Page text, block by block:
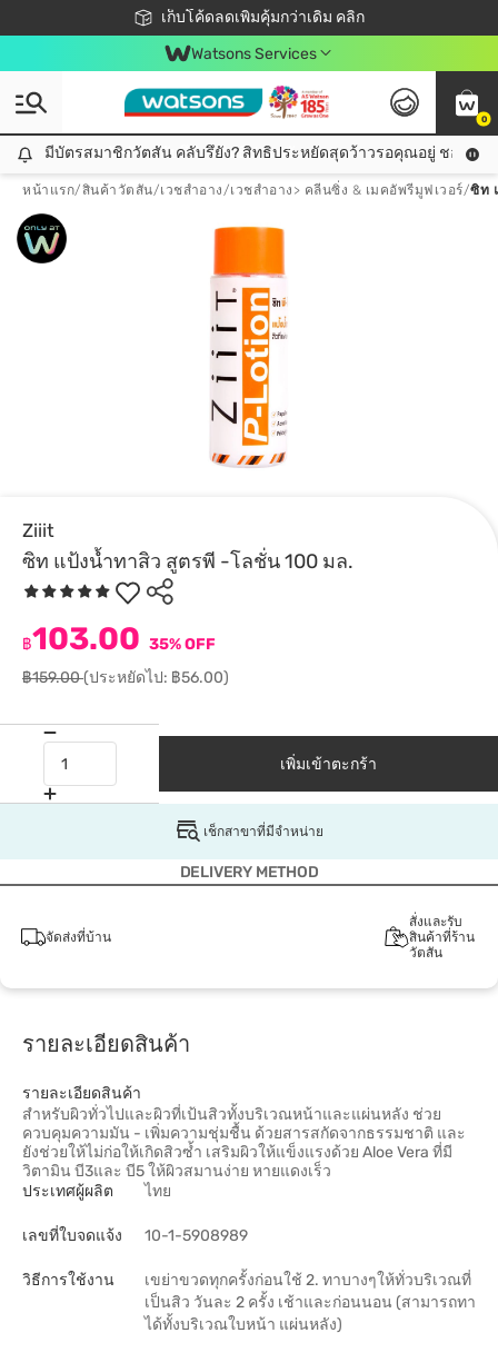
เก็บโค้ดลดเพิ่มคุ้มกว่าเดิม คลิก
ชอปออนไลน์ครั้งแรก ลดเพิ่มจุก ๆ 10%! 🎉
📦ส่งฟรี! เมื่อชอป 499฿
สมาชิกวัตสัน คลับดียังไง?
Watsons Services
0
มีบัตรสมาชิกวัตสัน คลับรึยัง? สิทธิประหยัดสุดว้าวรอคุณอยู่ ชอปคุ้มกว่าเดิม คลิก!
มีบัตรสมาชิกวัตสัน คลับรึยัง? สิทธิประหยัดสุดว้าวรอคุณอยู่ ชอปคุ้มก
หน้าแรก/สินค้าวัตสัน/เวชสำอาง/เวชสำอาง> คลีนซิ่ง & เมคอัพรีมูฟเวอร์/ซิท
Ziiit
ซิท แป้งน้ำทาสิว สูตรพี -โลชั่น 100 มล.
฿103.00 35% OFF
฿159.00(ประหยัดไป: ฿56.00)
เพิ่มเข้าตะกร้า
เช็กสาขาที่มีจำหน่าย
DELIVERY METHOD
จัดส่งที่บ้าน
สั่งและรับ
สินค้าที่ร้าน
วัตสัน
รายละเอียดสินค้า
รายละเอียดสินค้า
สำหรับผิวทั่วไปและผิวที่เป้นสิวทั้งบริเวณหน้าและแผ่นหลัง ช่วย
ควบคุมความมัน - เพิ่มความชุ่มชื้น ด้วยสารสกัดจากธรรมชาติ และ
ยังช่วยให้ไม่ก่อให้เกิดสิวซ้ำ เสริมผิวให้แข็งแรงด้วย Aloe Vera ที่มี
วิตามิน บี3และ บี5 ให้ผิวสมานง่าย หายแดงเร็ว
ประเทศผู้ผลิต
ไทย
เลขที่ใบจดแจ้ง 10-1-5908989
วิธีการใช้งาน
เขย่าขวดทุกครั้งก่อนใช้ 2. ทาบางๆให้ทั่วบริเวณที่
เป็นสิว วันละ 2 ครั้ง เช้าและก่อนนอน (สามารถทา
ได้ทั้งบริเวณใบหน้า แผ่นหลัง)